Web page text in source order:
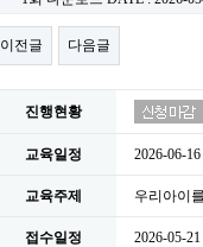
이전글 다음글
진행현황
교육일정 2026-06-
교육주제 우리아이
접수일정 2026-05-